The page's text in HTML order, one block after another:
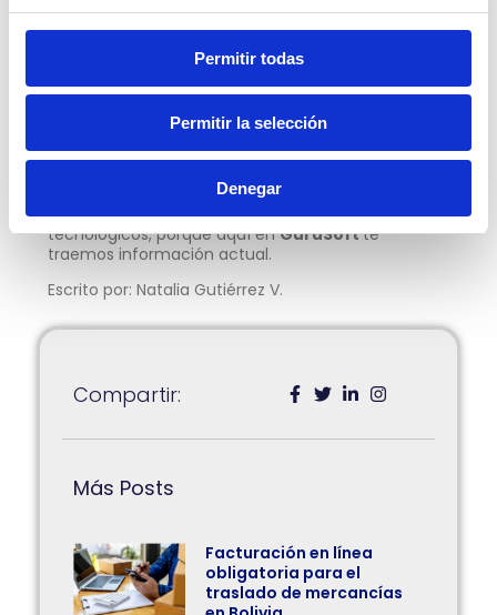
Permitir todas
Permitir la selección
Denegar
te sacaran de apuros.
Meta también ha fortalecido sus esfuerzos con la
IA para mejorar el rendimiento de los anuncios en
las empresas para dar a conocer sus productos y
Estaremos atentos a nuevos avances
tecnológicos, porque aquí enGuruSoftte
traemos información actual.
Escrito por: Natalia Gutiérrez V.
Compartir:
Más Posts
Facturación en línea
obligatoria para el
traslado de mercancías